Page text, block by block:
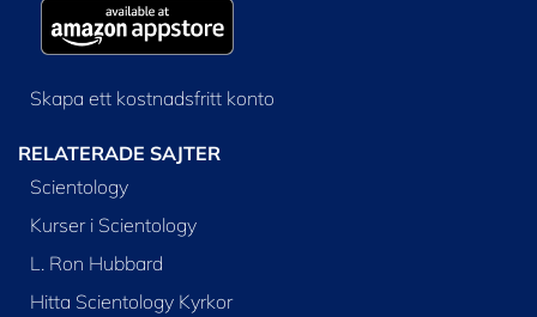
Skapa ett kostnadsfritt konto
RELATERADE SAJTER
Scientology
Kurser i Scientology
L. Ron Hubbard
Hitta Scientology Kyrkor